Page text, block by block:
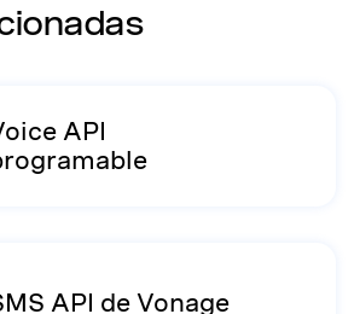
API
API de Vonage